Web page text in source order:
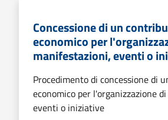
Concessione di un
economico per
manifestazioni, eventi o
Procedimento di concessione di
economico per l'organizzazione
eventi o iniziative